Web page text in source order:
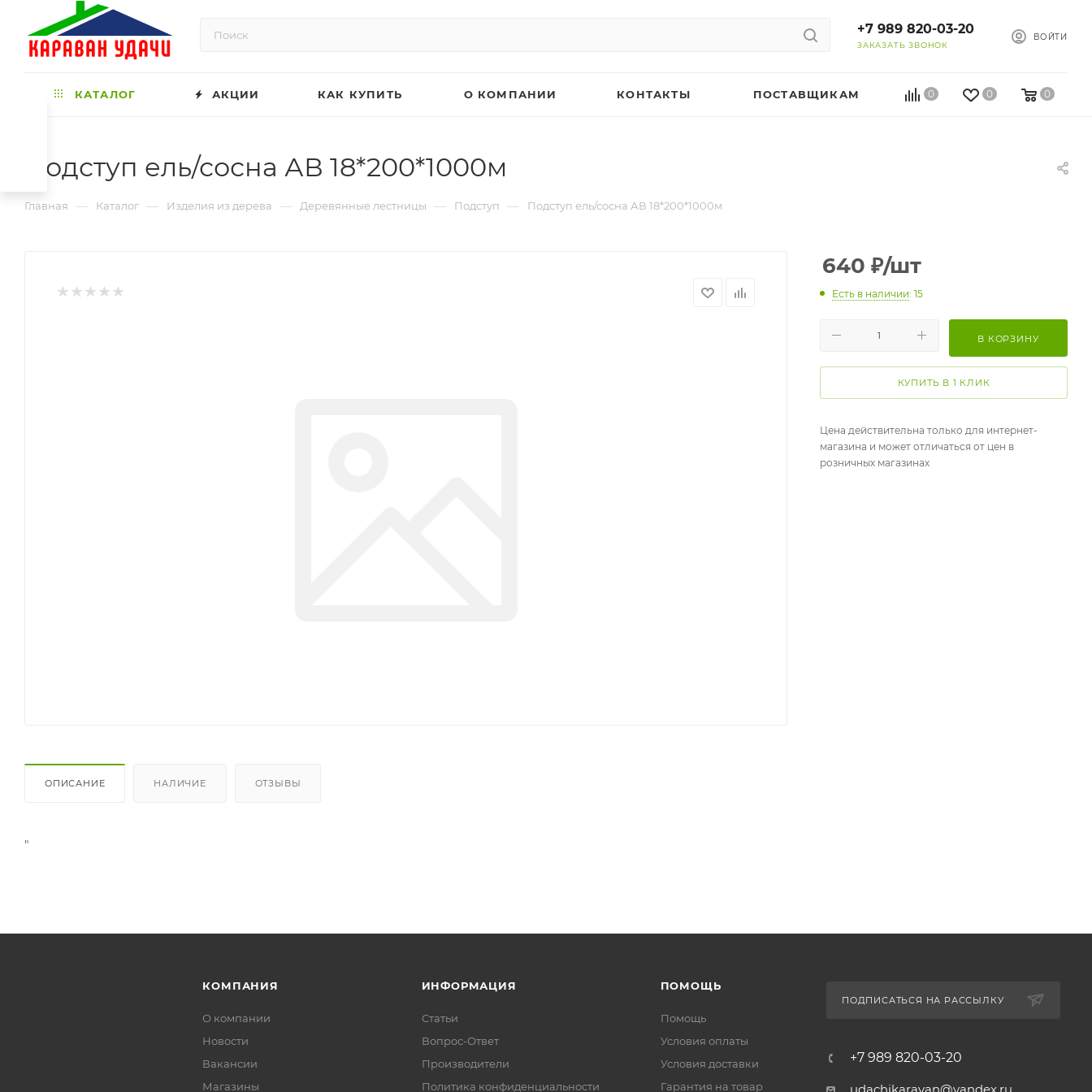
+7 989 820-03-20
ЗАКАЗАТЬ ЗВОНОК
ВОЙТИ
0 0 0
КАТАЛОГ АКЦИИ КАК КУПИТЬ О КОМПАНИИ КОНТАКТЫ ПОСТАВЩИКАМ
Подступ ель/сосна АВ 18*200*1000м
Главная — Каталог — Изделия из дерева — Деревянные лестницы — Подступ — Подступ ель/сосна АВ 18*200*1000м
ОПИСАНИЕ НАЛИЧИЕ ОТЗЫВЫ
"
640 ₽/шт
Есть в наличии: 15
В КОРЗИНУ
КУПИТЬ В 1 КЛИК
Цена действительна только для интернет-
магазина и может отличаться от цен в
розничных магазинах
КОМПАНИЯ
О компании
Новости
Вакансии
Магазины
ИНФОРМАЦИЯ
Статьи
Вопрос-Ответ
Производители
Политика конфиденциальности
ПОМОЩЬ
Помощь
Условия оплаты
Условия доставки
Гарантия на товар
ПОДПИСАТЬСЯ НА РАССЫЛКУ
+7 989 820-03-20